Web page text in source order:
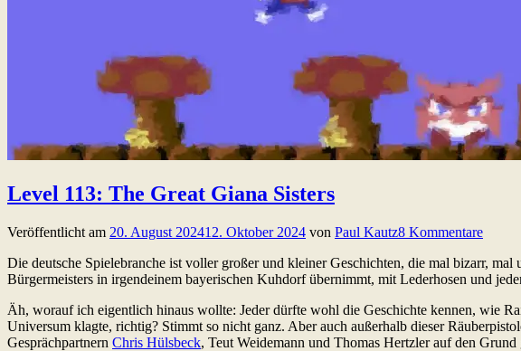
Level 113: The Great Giana Sisters
Veröffentlicht am 20. August 202412. Oktober 2024 von Paul Kautz8 Kommentare
Die deutsche Spielebranche ist voller großer und kleiner Geschichten, die mal bizarr,
Bürgermeisters in irgendeinem bayerischen Kuhdorf übernimmt, mit Lederhosen und
Äh, worauf ich eigentlich hinaus wollte: Jeder dürfte wohl die Geschichte kennen, wie
Universum klagte, richtig? Stimmt so nicht ganz. Aber auch außerhalb dieser
Gesprächpartnern Chris Hülsbeck, Teut Weidemann und Thomas Hertzler auf den Grund